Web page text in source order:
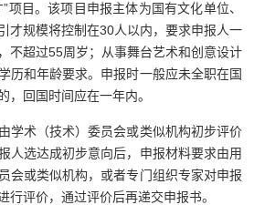
项目。该项目申报主体为国有文化单位、
才规模将控制在30人以内，要求申报人一
不超过55周岁；从事舞台艺术和创意设计
历和年龄要求。申报时一般应未全职在国
，回国时间应在一年内。
学术（技术）委员会或类似机构初步评价
人选达成初步意向后，申报材料要求由用
会或类似机构，或者专门组织专家对申报
行评价，通过评价后再递交申报书。